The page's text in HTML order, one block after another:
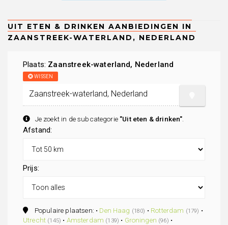
Plaats: Zaanstreek-waterland, Nederland
WISSEN
Je zoekt in de subcategorie "Uit eten & drinken"
Afstand:
Prijs:
Populaire plaatsen: • Den Haag (180) • Rotterdam (179) •
Utrecht (145) • Amsterdam (139) • Groningen (96) •